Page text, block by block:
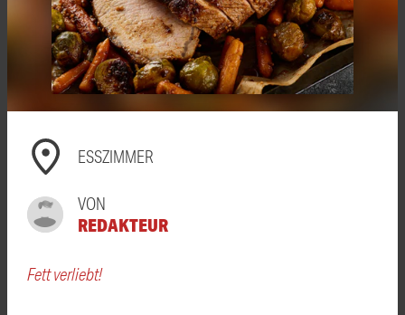
ESSZIMMER
VON
REDAKTEUR
Fett verliebt!